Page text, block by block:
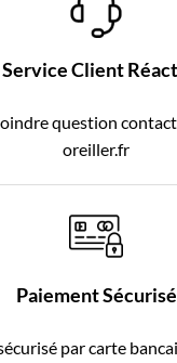
Service Client
question
oreiller.fr
Paiement Sécurisé
par carte